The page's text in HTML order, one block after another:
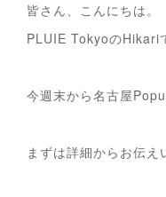
皆さん、こんにちは。
PLUIE TokyoのHikari
今週末から名古屋
まずは詳細からお伝え